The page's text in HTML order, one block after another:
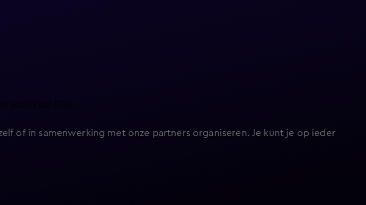
op KIJK.
of in samenwerking met onze partners organiseren. Je kunt je op ieder